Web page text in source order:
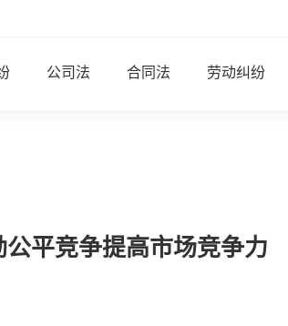
公司法 合同法 劳动纠纷
平竞争提高市场竞争力